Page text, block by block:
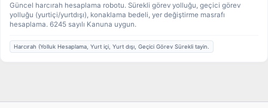
Güncel harcırah hesaplama robotu. Sürekli görev yolluğu, geçici görev
yolluğu (yurtiçi/yurtdışı), konaklama bedeli, yer değiştirme masrafı
hesaplama. 6245 sayılı Kanuna uygun.
Harcırah (Yolluk Hesaplama, Yurt içi, Yurt dışı, Geçici Görev Sürekli tayin.